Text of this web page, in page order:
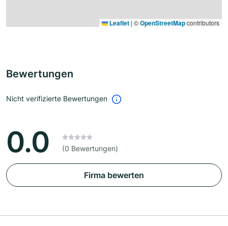
Leaflet | ©OpenStreetMapcontributors
Bewertungen
Nicht verifizierte Bewertungen
0.0 (0 Bewertungen)
Firma bewerten